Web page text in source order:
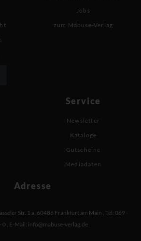
Jobs
zum Mabuse-Verlag
Service
Newsletter
Kataloge
Gutscheine
Mediadaten
Adresse
Str. 1 a 60486 Frankfurt am Main Tel: 069 -
0 E-Mail: info@mabuse-verlag.de